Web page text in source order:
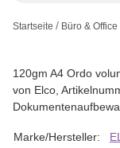
Startseite Büro & Office
120gm A4 Ordo
von Elco,
Marke/Hersteller: